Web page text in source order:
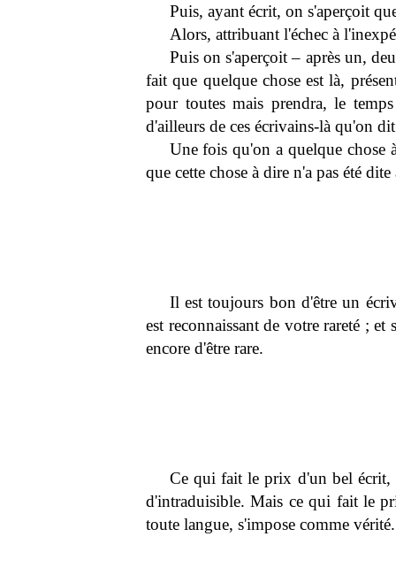
Puis, ayant écrit, on s'aperçoit
Alors, attribuant l'échec à
Puis on s'aperçoit – après un,
fait que quelque chose est là,
pour toutes mais prendra, le
d'ailleurs de ces écrivains-là qu'on
Une fois qu'on a quelque chose
que cette chose à dire n'a pas été
Il est toujours bon d'être un
est reconnaissant de votre rareté ;
encore d'être rare.
Ce qui fait le prix d'un bel écrit,
d'intraduisible. Mais ce qui fait le
toute langue, s'impose comme vérité.